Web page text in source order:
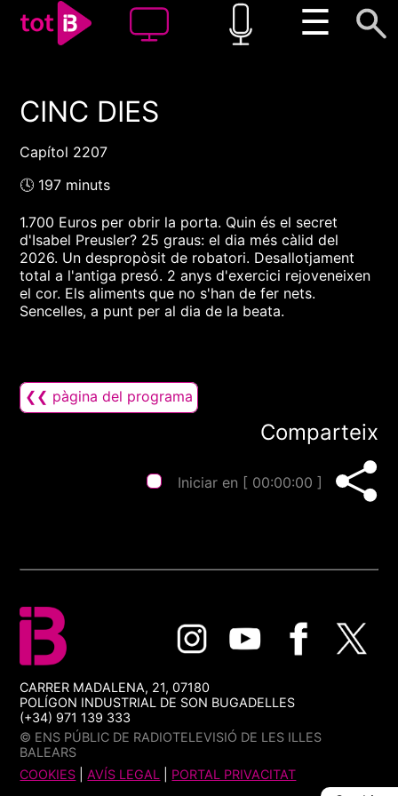
☰
00:00 00:00
CINC DIES
Capítol 2207
🕓 197 minuts
1.700 Euros per obrir la porta. Quin és el secret
d'Isabel Preusler? 25 graus: el dia més càlid del
2026. Un despropòsit de robatori. Desallotjament
total a l'antiga presó. 2 anys d'exercici rejoveneixen
el cor. Els aliments que no s'han de fer nets.
Sencelles, a punt per al dia de la beata.
❮❮ pàgina del programa
Comparteix
Iniciar en [ 00:00:00 ]
CARRER MADALENA, 21, 07180
POLÍGON INDUSTRIAL DE SON BUGADELLES
(+34) 971 139 333
© ENS PÚBLIC DE RADIOTELEVISIÓ DE LES ILLES
BALEARS
COOKIES |AVÍS LEGAL PORTAL PRIVACITAT